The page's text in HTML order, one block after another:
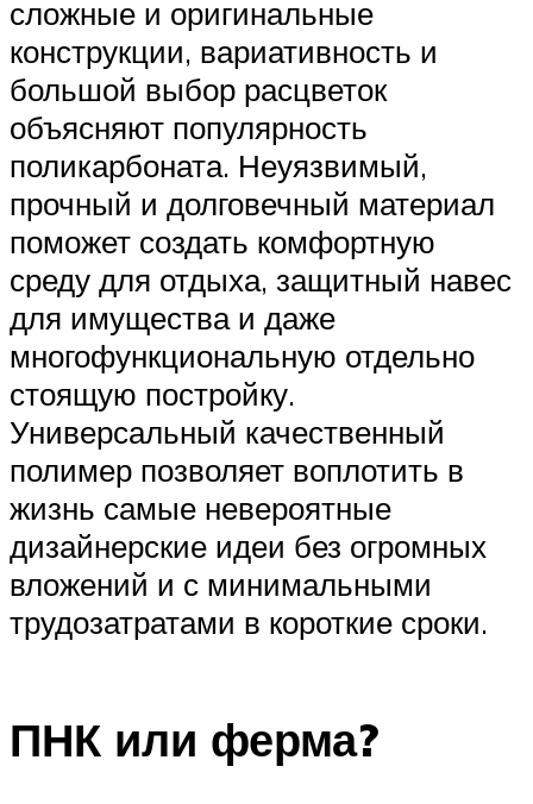
сложные и оригинальные
конструкции, вариативность и
большой выбор расцветок
объясняют популярность
поликарбоната. Неуязвимый,
прочный и долговечный материал
поможет создать комфортную
среду для отдыха, защитный навес
для имущества и даже
многофункциональную отдельно
стоящую постройку.
Универсальный качественный
полимер позволяет воплотить в
жизнь самые невероятные
дизайнерские идеи без огромных
вложений и с минимальными
трудозатратами в короткие сроки.
ПНК или ферма?